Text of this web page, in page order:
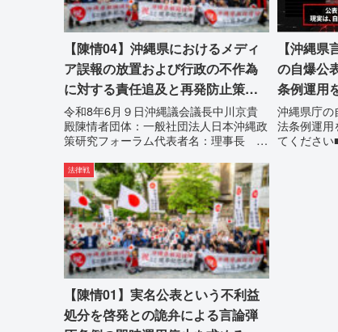
【陳情04】沖縄県におけるメディ
ア誤報の放置および行政の不作為
に対する責任追及と再発防止策を
求める陳情
令和8年6月９日沖縄議会議長中川京貴
殿陳情者団体：一般社団法人日本沖縄政
策研究フォーラム代表者名：理事長 仲
080-【陳情03】沖縄県におけるメディ
ア誤報の放置および行政の不作為に対す
る責任追及と再発防...
【沖縄
の自爆公
条例運用
目してく
沖縄県庁の
法条例運用
てくださ
法律戦
【陳情01】実名公表という不利益
処分を啓発との詭弁による言論弾